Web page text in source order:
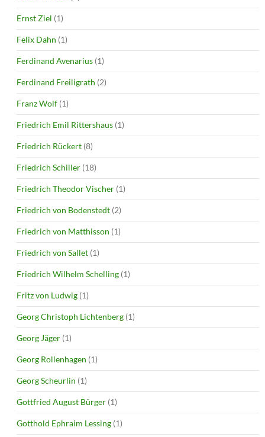
Ernst Ziel (1)
Felix Dahn (1)
Ferdinand Avenarius (1)
Ferdinand Freiligrath (2)
Franz Wolf (1)
Friedrich Emil Rittershaus (1)
Friedrich Rückert (8)
Friedrich Schiller (18)
Friedrich Theodor Vischer (1)
Friedrich von Bodenstedt (2)
Friedrich von Matthisson (1)
Friedrich von Sallet (1)
Friedrich Wilhelm Schelling (1)
Fritz von Ludwig (1)
Georg Christoph Lichtenberg (1)
Georg Jäger (1)
Georg Rollenhagen (1)
Georg Scheurlin (1)
Gottfried August Bürger (1)
Gotthold Ephraim Lessing (1)